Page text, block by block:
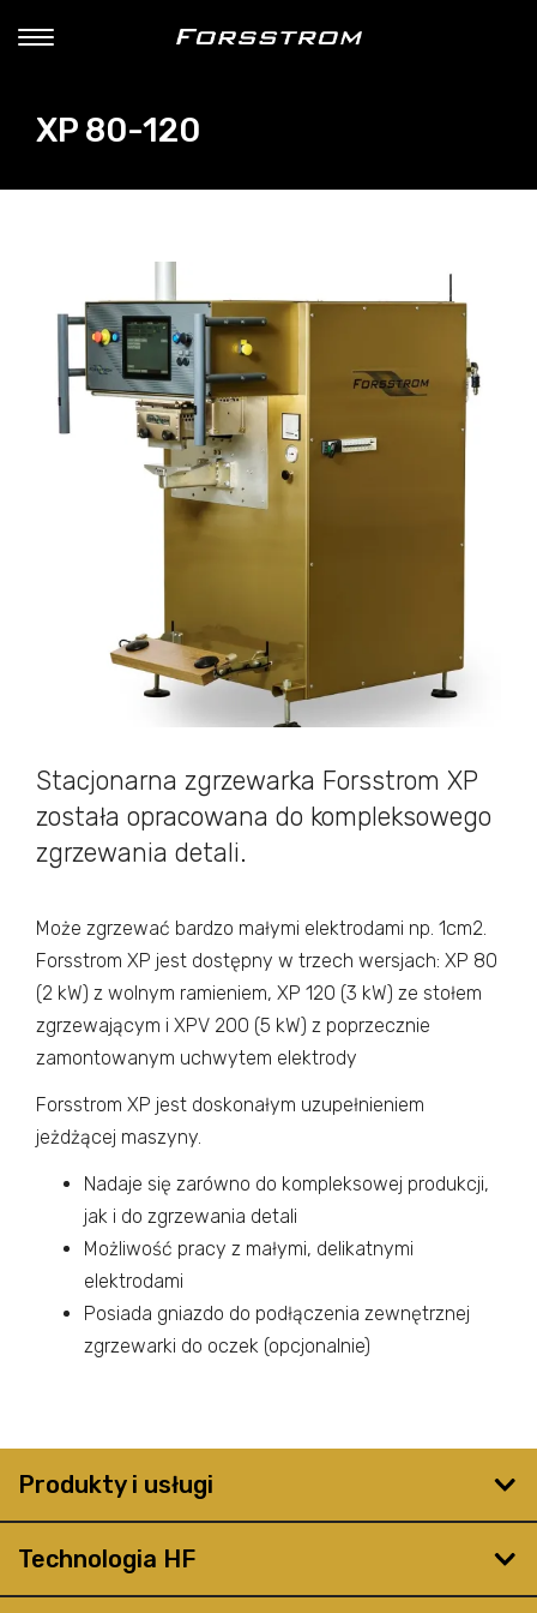
XP 80-120
Stacjonarna zgrzewarka Forsstrom XP
została opracowana do kompleksowego
zgrzewania detali.
Może zgrzewać bardzo małymi elektrodami np. 1cm2.
Forsstrom XP jest dostępny w trzech wersjach: XP 80
(2 kW) z wolnym ramieniem, XP 120 (3 kW) ze stołem
zgrzewającym i XPV 200 (5 kW) z poprzecznie
zamontowanym uchwytem elektrody
Forsstrom XP jest doskonałym uzupełnieniem
jeżdżącej maszyny.
Nadaje się zarówno do kompleksowej produkcji,
jak i do zgrzewania detali
Możliwość pracy z małymi, delikatnymi
elektrodami
Posiada gniazdo do podłączenia zewnętrznej
zgrzewarki do oczek (opcjonalnie)
Produkty i usługi
Technologia HF